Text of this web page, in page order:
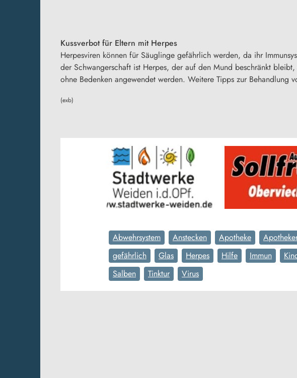
Kussverbot für Eltern mit Herpes
Herpesviren können für Säuglinge gefährlich werden, da ihr
der Schwangerschaft ist Herpes, der auf den Mund beschränkt
ohne Bedenken angewendet werden. Weitere Tipps zur
(exb)
Abwehrsystem Anstecken Apotheke
gefährlich
Glas Herpes Hilfe Immun
Salben
Tinktur Virus